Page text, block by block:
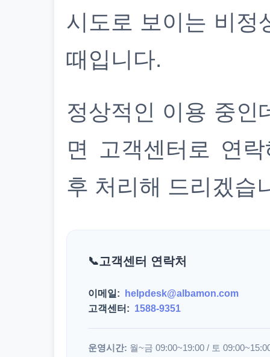
시도로 보이는 비정
때입니다.
정상적인 이용 중인
면 고객센터로 연
후 처리해 드리겠습
고객센터 연락처
이메일:
helpdesk@albamon.com
고객센터: 1588-9351
운영시간: 월~금 09:00~19:00 / 토